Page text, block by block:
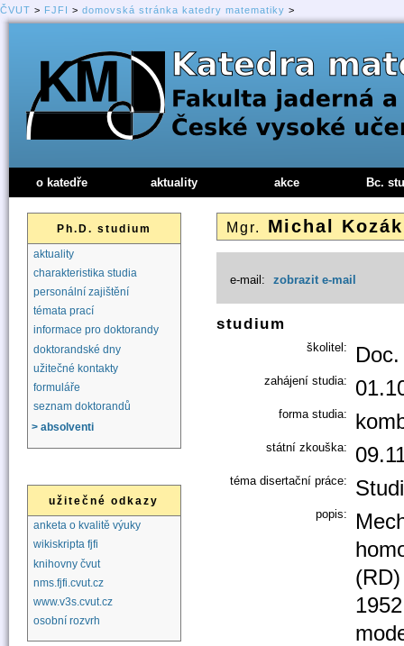
ČVUT > FJFI > domovská stránka katedry matematiky >
Mgr. Michal
e-mail: zobrazit e-mail
studium
školitel:
zahájení studia:
forma studia:
státní zkouška:
téma disertační práce:
popis:
o katedře aktuality akce Bc.
Ph.D. studium
aktuality
charakteristika studia
personální zajištění
témata prací
informace pro doktorandy
doktorandské dny
užitečné kontakty
formuláře
seznam doktorandů
> absolventi
užitečné odkazy
anketa o kvalitě výuky
wikiskripta fjfi
knihovny čvut
nms.fjfi.cvut.cz
www.v3s.cvut.cz
osobní rozvrh